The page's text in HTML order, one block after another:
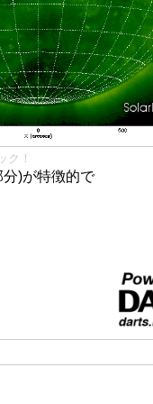
ク！
)が特徴的で